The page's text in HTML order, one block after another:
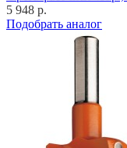
5 948 р.
Подобрать аналог